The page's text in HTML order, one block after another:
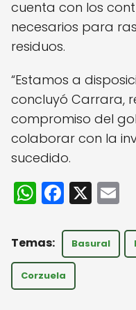
cuenta con los
necesarios para
residuos.
“Estamos a
concluyó Carrara,
compromiso del
colaborar con la
sucedido.
W
h
a
ts
A
F
a
c
e
b
X
l
Basural
Corzuela